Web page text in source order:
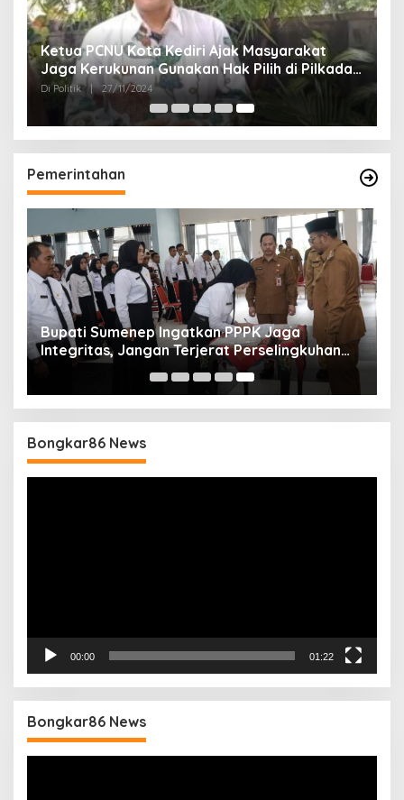
Ketua PCNU Kota Kediri Ajak Masyarakat
Jaga Kerukunan Gunakan Hak Pilih di Pilkada
2024
Di Politik | 27/11/2024
Pemerintahan
Bupati Sumenep Ingatkan PPPK Jaga
Integritas, Jangan Terjerat Perselingkuhan
dan Judi Online
Bongkar86 News
00:00 01:22
Bongkar86 News